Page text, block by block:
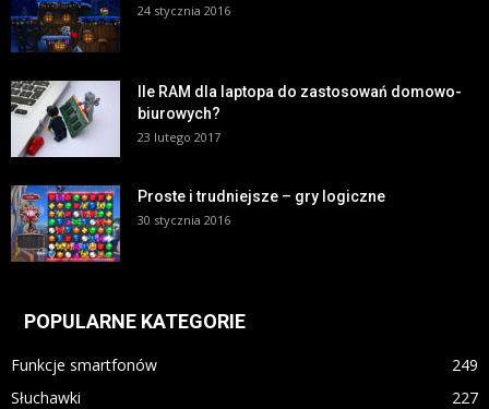
24 stycznia 2016
Ile RAM dla laptopa do zastosowań domowo-
biurowych?
23 lutego 2017
Proste i trudniejsze – gry logiczne
30 stycznia 2016
POPULARNE KATEGORIE
Funkcje smartfonów
249
Słuchawki
227